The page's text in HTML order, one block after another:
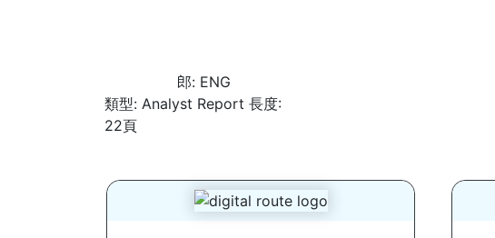
郎: ENG
類型: Analyst Report 長度:
22頁